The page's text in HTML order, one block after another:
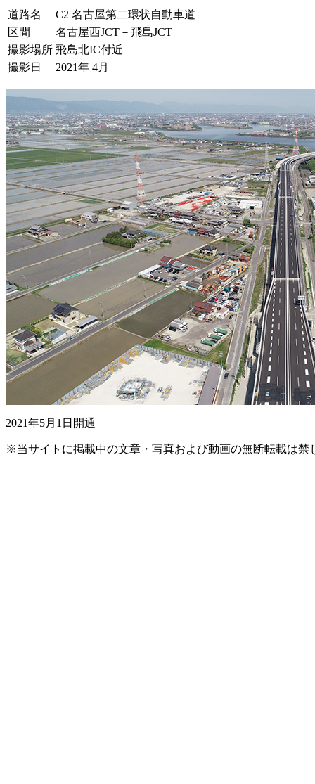
道路名
C2 名古屋第二環状自動車道
区間
名古屋西JCT－飛島JCT
撮影場所 飛島北IC付近
撮影日
2021年 4月
2021年5月1日開通
※当サイトに掲載中の文章・写真および動画の無断転載は禁